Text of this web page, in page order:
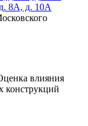
8А, д. 10А
влияния
конструкций